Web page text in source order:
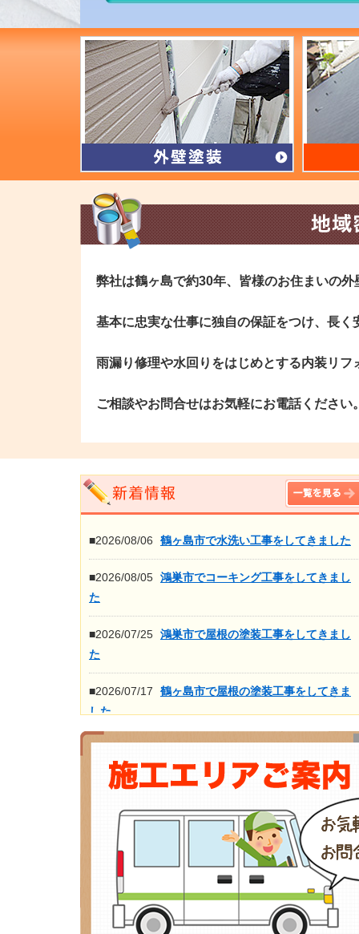
弊社は鶴ヶ島で約30年、皆様のお住まいの
基本に忠実な仕事に独自の保証をつけ、長
雨漏り修理や水回りをはじめとする内装リフ
ご相談やお問合せはお気軽にお電話ください
■2026/08/06 鶴ヶ島市で水洗い工事をしてきました
■2026/08/05 鴻巣市でコーキング工事をしてきまし
た
■2026/07/25 鴻巣市で屋根の塗装工事をしてきまし
た
■2026/07/17
鶴ヶ島市で屋根の塗装工事をしてきま
した
ました
もっと見る>>>